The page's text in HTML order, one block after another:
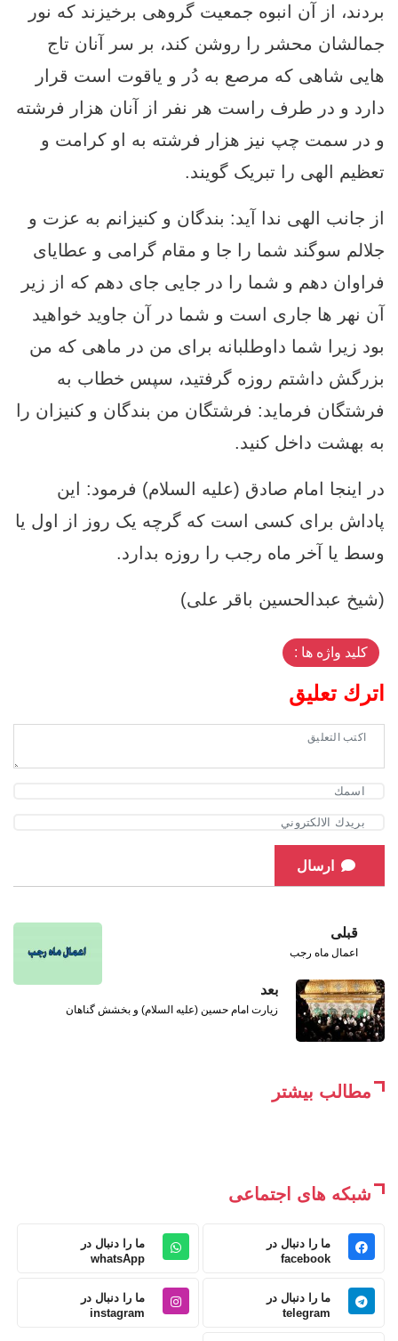
بردند، از آن انبوه جمعیت گروهی برخیزند که نور
جمالشان محشر را روشن کند، بر سر آنان تاج
هایی شاهی که مرصع به دُر و یاقوت است قرار
دارد و در طرف راست هر نفر از آنان هزار فرشته
و در سمت چپ نیز هزار فرشته به او کرامت و
تعظیم الهی را تبریک گویند.
از جانب الهی ندا آید: بندگان و کنیزانم به عزت و
جلالم سوگند شما را جا و مقام گرامی و عطایای
فراوان دهم و شما را در جایی جای دهم که از زیر
آن نهر ها جاری است و شما در آن جاوید خواهید
بود زیرا شما داوطلبانه برای من در ماهی که من
بزرگش داشتم روزه گرفتید، سپس خطاب به
فرشتگان فرماید: فرشتگان من بندگان و کنیزان را
به بهشت داخل کنید.
در اینجا امام صادق (علیه السلام) فرمود: این
پاداش برای کسی است که گرچه یک روز از اول یا
وسط یا آخر ماه رجب را روزه بدارد.
(شیخ عبدالحسین باقر علی)
کلید واژه ها :
اترك تعليق
ارسال
قبلی
اعمال ماه رجب
بعد
زیارت امام حسین (علیه السلام) و بخشش گناهان
مطالب بیشتر
شبکه های اجتماعی
ما را دنبال در
facebook
ما را دنبال در
whatsApp
ما را دنبال در
telegram
ما را دنبال در
instagram